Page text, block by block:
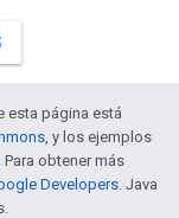
esta página está
, y los ejemplos
. Para obtener más
Developers. Java